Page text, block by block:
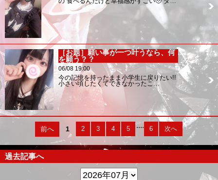
［お題］願い事が一つ叶うなら、何
を願う？？
06/08 19:00
今の記憶を持ったまま小学生に戻りたい!!
小さい頃したくてできなかったこ…
前へ 1 2 3 4 5 .... 6 次へ
過去記事へ